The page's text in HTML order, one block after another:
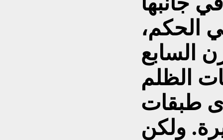
الحكم،
السابع
الظلم
طبقات
ولكن